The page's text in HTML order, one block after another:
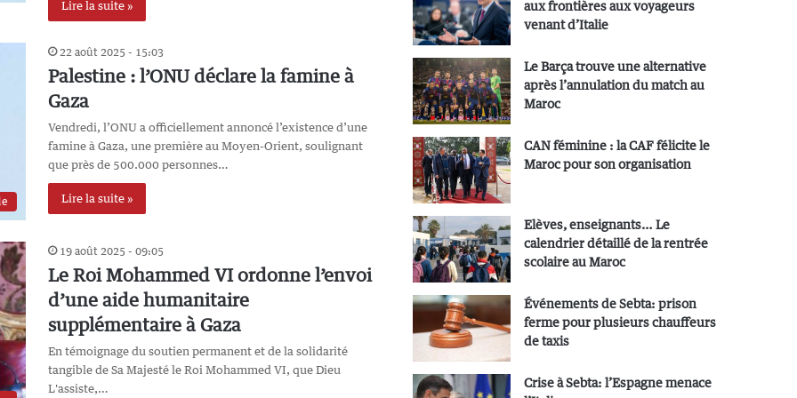
Lire la suite »
22 août 2025 - 15:03
Palestine : l’ONU déclare la famine à
Gaza
Vendredi, l’ONU a officiellement annoncé l’existence d’une
famine à Gaza, une première au Moyen-Orient, soulignant
que près de 500.000 personnes…
Lire la suite »
19 août 2025 - 09:05
Le Roi Mohammed VI ordonne l’envoi
d’une aide humanitaire
supplémentaire à Gaza
En témoignage du soutien permanent et de la solidarité
tangible de Sa Majesté le Roi Mohammed VI, que Dieu
L'assiste,…
aux frontières aux voyageurs
venant d’Italie
Le Barça trouve une alternative
après l’annulation du match au
Maroc
CAN féminine : la CAF félicite le
Maroc pour son organisation
Elèves, enseignants… Le
calendrier détaillé de la rentrée
scolaire au Maroc
Événements de Sebta: prison
ferme pour plusieurs chauffeurs
de taxis
Crise à Sebta: l’Espagne menace